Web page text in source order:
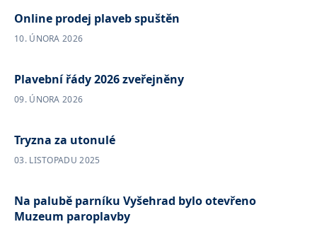
Online prodej plaveb spuštěn
10. ÚNORA 2026
Plavební řády 2026 zveřejněny
09. ÚNORA 2026
Tryzna za utonulé
03. LISTOPADU 2025
Na palubě parníku Vyšehrad bylo otevřeno
Muzeum paroplavby